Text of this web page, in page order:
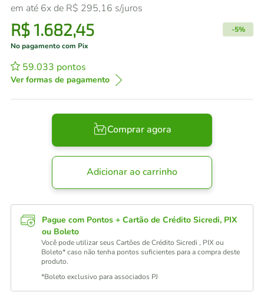
em até 6x de R$ 295,16 s/juros
R$1.682,45 -5%
No pagamento com Pix
59.033 pontos
Ver formas de pagamento
Comprar agora
Adicionar ao carrinho
Pague com Pontos + Cartão de Crédito Sicredi, PIX
ou Boleto
Você pode utilizar seus Cartões de Crédito Sicredi , PIX ou
Boleto* caso não tenha pontos suficientes para a compra deste
produto.
*Boleto exclusivo para associados PJ